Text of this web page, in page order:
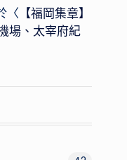
〈 【福岡集章】
場、太宰府紀